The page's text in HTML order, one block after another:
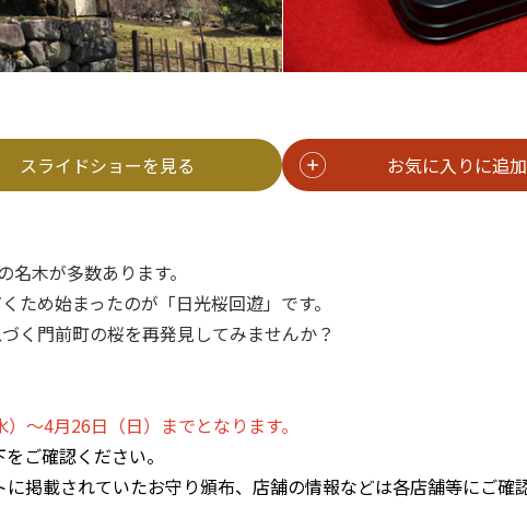
スライドショーを見る お気に入りに追加
木が多数あります。
ため始まったのが「日光桜回遊」です。
く門前町の桜を再発見してみませんか？
～4月26日（日）までとなります。
ご確認ください。
掲載されていたお守り頒布、店舗の情報などは各店舗等にご確